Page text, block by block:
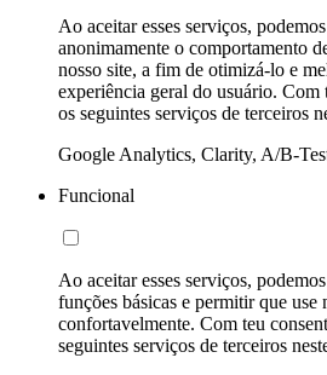
Ao aceitar esses serviços,
anonimamente o comportamento
nosso site, a fim de otimizá-lo e
experiência geral do usuário. Com
os seguintes serviços de terceiros
Google Analytics, Clarity, A/B-
Funcional
Ao aceitar esses serviços,
funções básicas e permitir que use
confortavelmente. Com teu
seguintes serviços de terceiros